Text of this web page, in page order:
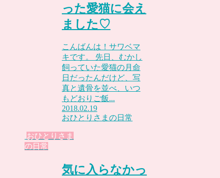
った愛猫に会え
ました♡
こんばんは！サワベマ
キです。 先日、むかし
飼っていた愛猫の月命
日だったんだけど、写
真と遺骨を並べ、いつ
もどおりご飯...
2018.02.19
おひとりさまの日常
おひとりさま
の日常
気に入らなかっ